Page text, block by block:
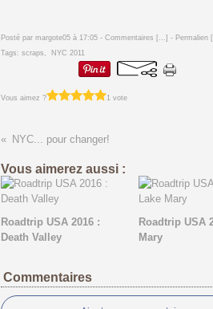
Posté par margote05 à 17:05 - Commentaires [ …] - Permalien [
Tags: scraps , NYC 2011
Vous aimez ? 1 vote
NYC... pour changer!
Vous aimerez aussi :
Roadtrip USA 2016 :
Death Valley
Roadtrip USA
Mary
Commentaires